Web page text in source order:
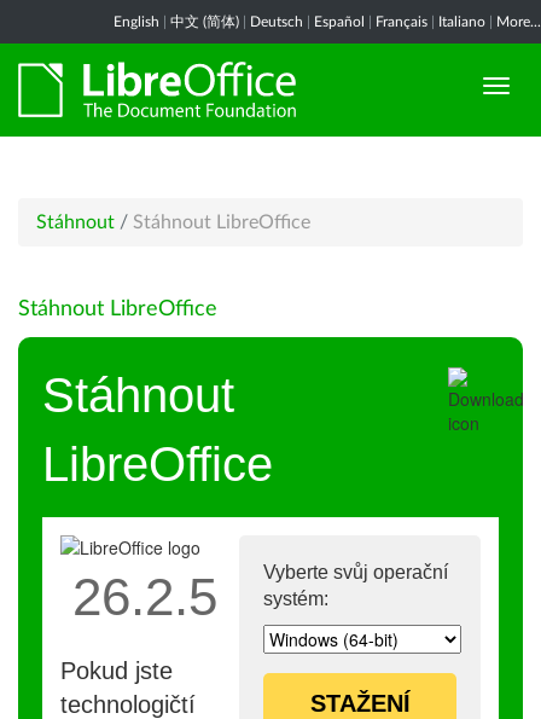
English 中文 (简体) Deutsch Español Français Italiano More...
Stáhnout / Stáhnout LibreOffice
Stáhnout LibreOffice
Stáhnout
LibreOffice
Vyberte svůj operační
systém:
STAŽENÍ
26.2.5
Pokud jste
technologičtí